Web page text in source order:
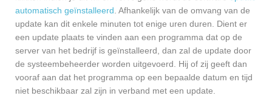
automatisch geïnstalleerd. Afhankelijk van de omvang van de
update kan dit enkele minuten tot enige uren duren. Dient er
een update plaats te vinden aan een programma dat op de
server van het bedrijf is geïnstalleerd, dan zal de update door
de systeembeheerder worden uitgevoerd. Hij of zij geeft dan
vooraf aan dat het programma op een bepaalde datum en tijd
niet beschikbaar zal zijn in verband met een update.